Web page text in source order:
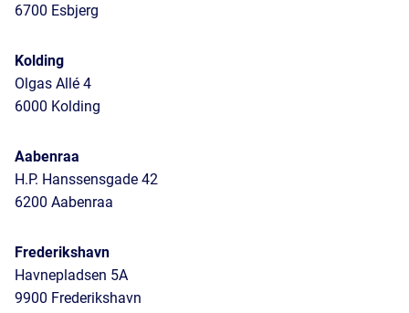
6700 Esbjerg
Kolding
Olgas Allé 4
6000 Kolding
Aabenraa
H.P. Hanssensgade 42
6200 Aabenraa
Frederikshavn
Havnepladsen 5A
9900 Frederikshavn